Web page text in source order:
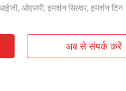
ओएसपी, इमर्शन सिल्वर, इमर्शन टिन
अब से संपर्क करें